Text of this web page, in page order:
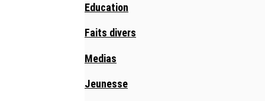
Education
Faits divers
Medias
Jeunesse